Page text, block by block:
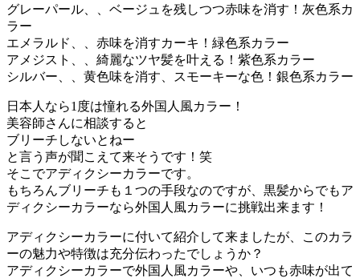
グレーパール、、ベージュを残しつつ赤味を消す！灰色系カ
ラー
エメラルド、、赤味を消すカーキ！緑色系カラー
アメジスト、、綺麗なツヤ髪を叶える！紫色系カラー
シルバー、、黄色味を消す、スモーキーな色！銀色系カラー
日本人なら1度は憧れる外国人風カラー！
美容師さんに相談すると
ブリーチしないとねー
と言う声が聞こえて来そうです！笑
そこでアディクシーカラーです。
もちろんブリーチも１つの手段なのですが、黒髪からでもア
ディクシーカラーなら外国人風カラーに挑戦出来ます！
アディクシーカラーに付いて紹介して来ましたが、このカラ
ーの魅力や特徴は充分伝わったでしょうか？
アディクシーカラーで外国人風カラーや、いつも赤味が出て